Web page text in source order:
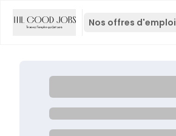
Nos offres d'emploi